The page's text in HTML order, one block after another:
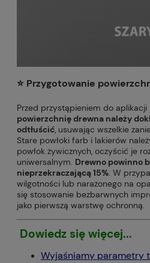
⭐️ Przygotowanie
Przed przystąpieniem do aplikacji
powierzchnię drewna należy
odtłuścić, usuwając wszelkie
Stare powłoki farb i lakierów
powłok żywicznych, oczyścić je
uniwersalnym. Drewno powinno
nieprzekraczającą 15%. W
wilgotności lub narażonego na
się stosowanie bezbarwnych
jako pierwszą warstwę ochronną.
Dowiedz się więcej...
Wyjaśniamy parametry